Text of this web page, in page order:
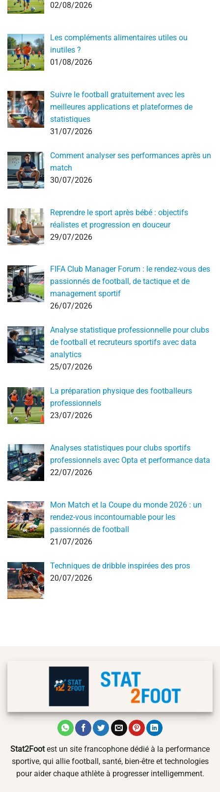
02/08/2026
Les compléments alimentaires utiles ou
inutiles ?
01/08/2026
Suivre le football gratuitement avec les
meilleures applications et plateformes de
statistiques
31/07/2026
Comment analyser ses performances après un
match
30/07/2026
Reprendre le sport après bébé : objectifs
réalistes et progression en douceur
29/07/2026
FIFA Club Manager Forum : le rendez-vous des
passionnés de football, de tactique et de
management sportif
26/07/2026
Analyse statistique professionnelle pour clubs
de football et recruteurs sportifs avec data
analytics
25/07/2026
La préparation physique des footballeurs
professionnels
23/07/2026
Analyses statistiques pour clubs sportifs
professionnels avec Opta et performance data
22/07/2026
Mon Match et la Coupe du monde 2026 : un
rendez-vous incontournable pour les
passionnés de football
21/07/2026
Techniques de dribble inspirées des pros
20/07/2026
Stat2Footest un site francophone dédié à la performance
sportive, qui allie football, santé, bien-être et technologies
pour aider chaque athlète à progresser intelligemment.